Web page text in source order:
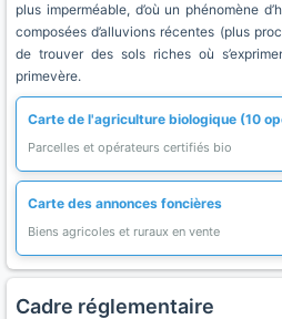
plus imperméable, d’où un phénomène
composées d’alluvions récentes (plus
de trouver des sols riches où
primevère.
Carte de l'agriculture biologique (10
Parcelles et opérateurs certifiés bio
Carte des annonces foncières
Biens agricoles et ruraux en vente
Cadre réglementaire